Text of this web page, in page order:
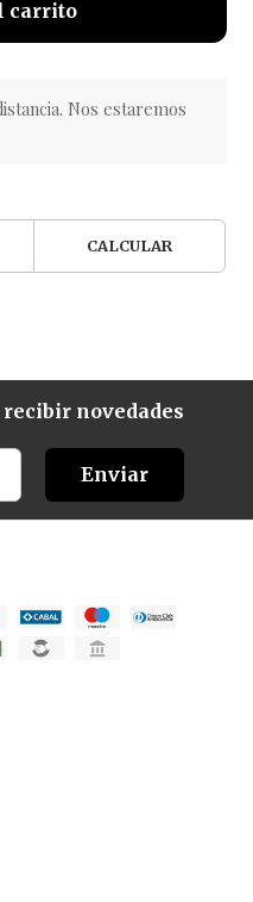
carrito
Nos estaremos
CALCULAR
novedades
Enviar